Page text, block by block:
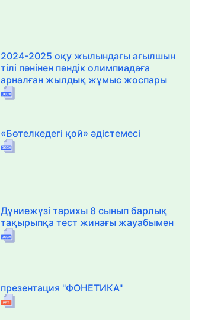
2024-2025 оқу жылындағы ағылшын
тілі пәнінен пәндік олимпиадаға
арналған жылдық жұмыс жоспары
«Бөтелкедегі қой» әдістемесі
Дүниежүзі тарихы 8 сынып барлық
тақырыпқа тест жинағы жауабымен
презентация "ФОНЕТИКА"